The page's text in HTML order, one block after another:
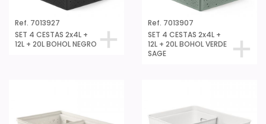
Ref. 7013927
SET 4 CESTAS 2x4L +
12L + 20L BOHOL NEGRO
Ref. 7013907
SET 4 CESTAS 2x4L +
12L + 20L BOHOL VERDE
SAGE